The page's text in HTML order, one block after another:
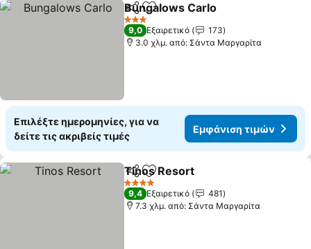
Κοινοποίηση
Προσθήκη στα αγαπημένα
Bungalows Carlo
3 Αστέρια
9,0 Εξαιρετικό
173
3.0 χλμ. από: Σάντα Μαργαρίτα
Επιλέξτε ημερομηνίες, για να
δείτε τις ακριβείς τιμές
Εμφάνιση τιμών
Κοινοποίηση
Προσθήκη στα αγαπημένα
Tinos Resort
4 Αστέρια
9,4 Εξαιρετικό
481
7.3 χλμ. από: Σάντα Μαργαρίτα